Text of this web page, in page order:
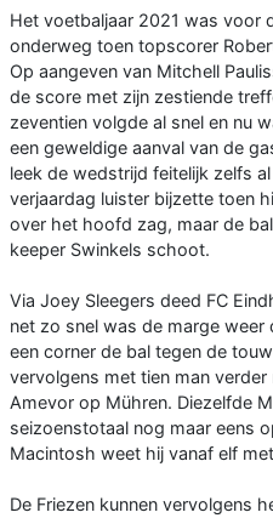
Het voetbaljaar 2021 was voor
onderweg toen topscorer
Op aangeven van Mitchell
de score met zijn zestiende
zeventien volgde al snel en nu
een geweldige aanval van de
leek de wedstrijd feitelijk zelfs
verjaardag luister bijzette toen
over het hoofd zag, maar de
keeper Swinkels schoot.
Via Joey Sleegers deed FC
net zo snel was de marge weer
een corner de bal tegen de
vervolgens met tien man
Amevor op Mühren. Diezelfde
seizoenstotaal nog maar eens
Macintosh weet hij vanaf elf
De Friezen kunnen vervolgens